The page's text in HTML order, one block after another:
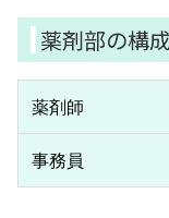
薬剤部の構成
薬剤師
事務員